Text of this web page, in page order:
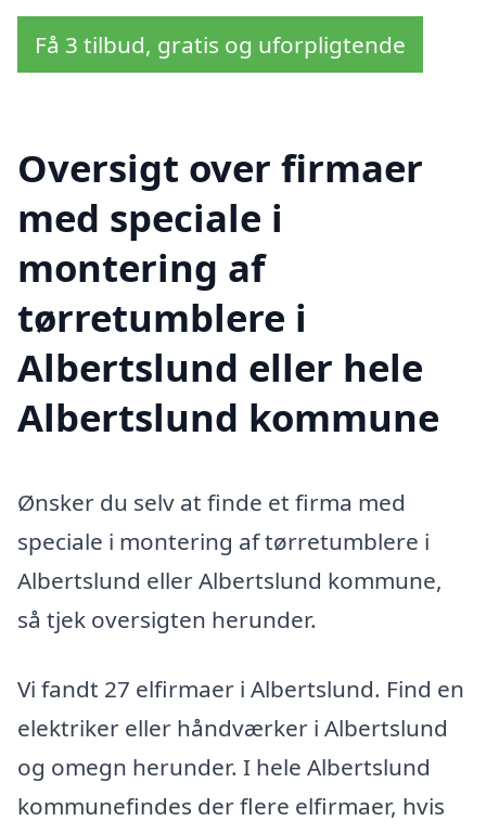
Få 3 tilbud, gratis og uforpligtende
Oversigt over firmaer
med speciale i
montering af
tørretumblere i
Albertslund eller hele
Albertslund kommune
Ønsker du selv at finde et firma med
speciale i montering af tørretumblere i
Albertslund eller Albertslund kommune,
så tjek oversigten herunder.
Vi fandt 27 elfirmaer i Albertslund. Find en
elektriker eller håndværker i Albertslund
og omegn herunder. I hele Albertslund
kommunefindes der flere elfirmaer, hvis